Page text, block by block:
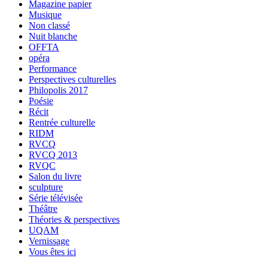
Magazine papier
Musique
Non classé
Nuit blanche
OFFTA
opéra
Performance
Perspectives culturelles
Philopolis 2017
Poésie
Récit
Rentrée culturelle
RIDM
RVCQ
RVCQ 2013
RVQC
Salon du livre
sculpture
Série télévisée
Théâtre
Théories & perspectives
UQAM
Vernissage
Vous êtes ici